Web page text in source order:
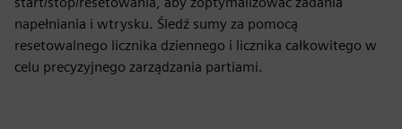
napełniania i wtrysku. Śledź sumy za pomocą
resetowalnego licznika dziennego i licznika całkowitego w
celu precyzyjnego zarządzania partiami.